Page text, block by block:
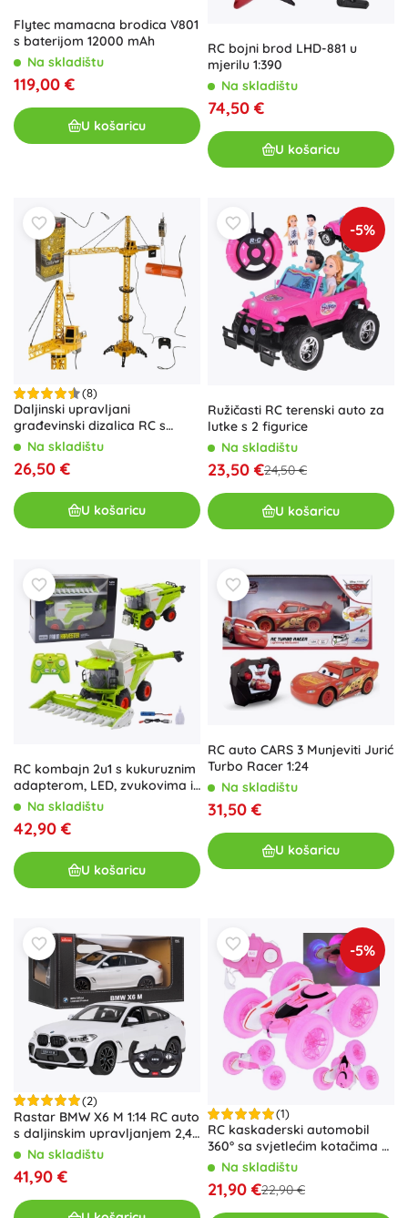
Flytec mamacna brodica V801
s baterijom 12000 mAh
Na skladištu
119,00 €
U košaricu
RC bojni brod LHD-881 u
mjerilu 1:390
Na skladištu
74,50 €
U košaricu
(8)
Daljinski upravljani
građevinski dizalica RC s
kukom 128 cm
Na skladištu
26,50 €
U košaricu
-5%
Ružičasti RC terenski auto za
lutke s 2 figurice
Na skladištu
23,50 €24,50 €
U košaricu
RC kombajn 2u1 s kukuruznim
adapterom, LED, zvukovima i
dimnim efektom 2,4 GHz
Na skladištu
42,90 €
U košaricu
RC auto CARS 3 Munjeviti Jurić
Turbo Racer 1:24
Na skladištu
31,50 €
U košaricu
(2)
Rastar BMW X6 M 1:14 RC auto
s daljinskim upravljanjem 2,4
GHz – Bijela
Na skladištu
41,90 €
-5%
(1)
RC kaskaderski automobil
360° sa svjetlećim kotačima –
ružičasti FLORID Rolling
Na skladištu
21,90 €22,90 €